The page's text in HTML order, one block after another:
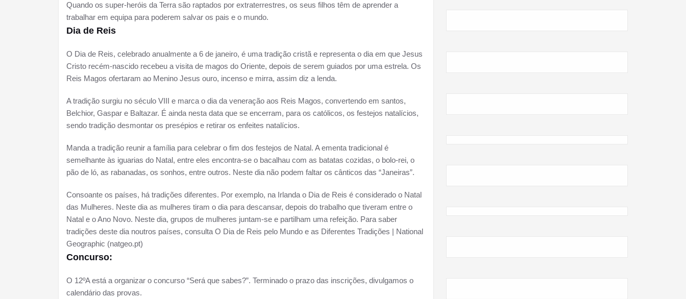
Quando os super-heróis da Terra são raptados por extraterrestres, os seus filhos têm de aprender a
trabalhar em equipa para poderem salvar os pais e o mundo.
Dia de Reis
O Dia de Reis, celebrado anualmente a 6 de janeiro, é uma tradição cristã e representa o dia em que Jesus
Cristo recém-nascido recebeu a visita de magos do Oriente, depois de serem guiados por uma estrela. Os
Reis Magos ofertaram ao Menino Jesus ouro, incenso e mirra, assim diz a lenda.
A tradição surgiu no século VIII e marca o dia da veneração aos Reis Magos, convertendo em santos,
Belchior, Gaspar e Baltazar. É ainda nesta data que se encerram, para os católicos, os festejos natalícios,
sendo tradição desmontar os presépios e retirar os enfeites natalícios.
Manda a tradição reunir a família para celebrar o fim dos festejos de Natal. A ementa tradicional é
semelhante às iguarias do Natal, entre eles encontra-se o bacalhau com as batatas cozidas, o bolo-rei, o
pão de ló, as rabanadas, os sonhos, entre outros. Neste dia não podem faltar os cânticos das “Janeiras”.
Consoante os países, há tradições diferentes. Por exemplo, na Irlanda o Dia de Reis é considerado o Natal
das Mulheres. Neste dia as mulheres tiram o dia para descansar, depois do trabalho que tiveram entre o
Natal e o Ano Novo. Neste dia, grupos de mulheres juntam-se e partilham uma refeição. Para saber
tradições deste dia noutros países, consulta O Dia de Reis pelo Mundo e as Diferentes Tradições | National
Geographic (natgeo.pt)
Concurso:
O 12ºA está a organizar o concurso “Será que sabes?”. Terminado o prazo das inscrições, divulgamos o
calendário das provas.